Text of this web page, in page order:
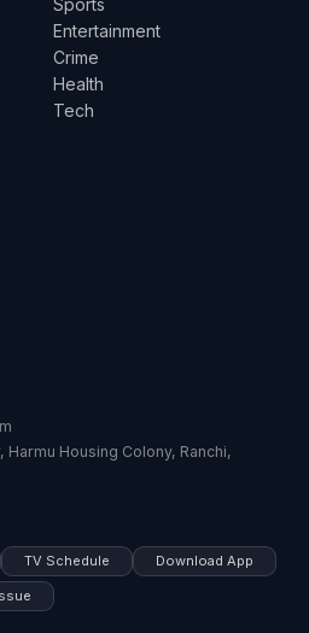
Entertainment
Crime
Health
Tech
Harmu Housing Colony, Ranchi,
TV Schedule Download App